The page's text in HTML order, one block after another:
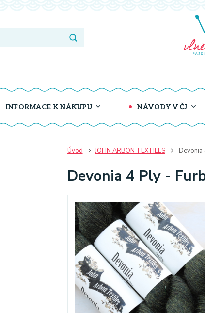
INFORMACE K NÁKUPU NÁVODY V ČJ
Úvod JOHN ARBON TEXTILES Devonia
Devonia 4 Ply -